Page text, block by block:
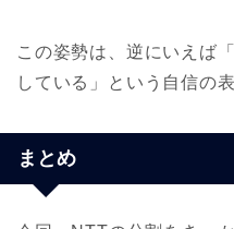
この姿勢は、逆にいえば
している」という自信の
まとめ